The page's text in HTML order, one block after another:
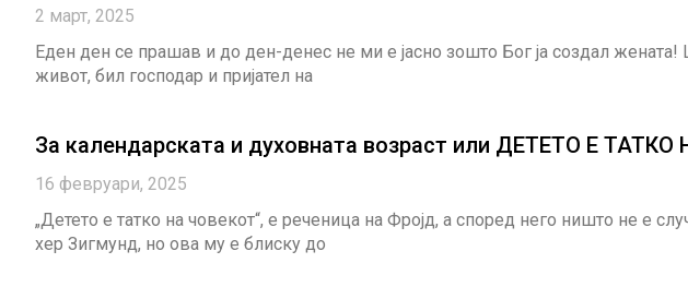
2 март, 2025
Еден ден се прашав и до ден-денес не ми е јасно зошто Бог ја создал
живот, бил господар и пријател на
За календарската и духовната возраст или ДЕТЕТО Е
16 февруари, 2025
„Детето е татко на човекот“, e реченица на Фројд, а според него ништо не е
хер Зигмунд, но ова му е блиску до